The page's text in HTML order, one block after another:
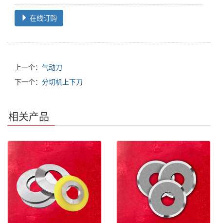
在线订购
上一个： 气动刀
下一个： 分切机上下刀
相关产品